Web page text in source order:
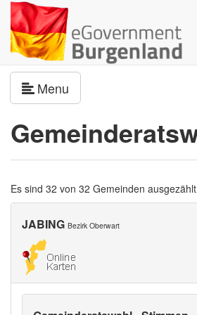
Menu
Es sind 32 von 32 Gemeinden
JABING Bezirk Oberwart